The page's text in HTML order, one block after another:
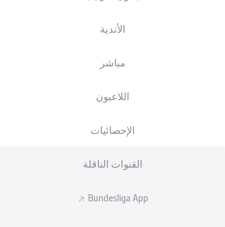
الأندية
مباشر
اللاعبون
الإحصائيات
القنوات الناقلة
Bundesliga App